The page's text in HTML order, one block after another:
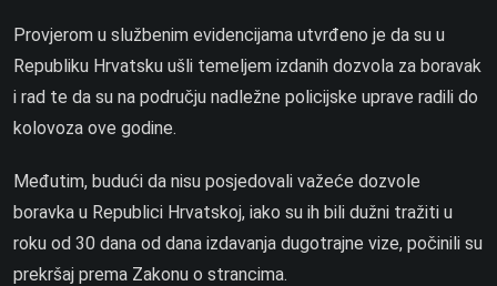
Provjerom u službenim evidencijama utvrđeno je da su u
Republiku Hrvatsku ušli temeljem izdanih dozvola za boravak
i rad te da su na području nadležne policijske uprave radili do
kolovoza ove godine.
Međutim, budući da nisu posjedovali važeće dozvole
boravka u Republici Hrvatskoj, iako su ih bili dužni tražiti u
roku od 30 dana od dana izdavanja dugotrajne vize, počinili su
prekršaj prema Zakonu o strancima.